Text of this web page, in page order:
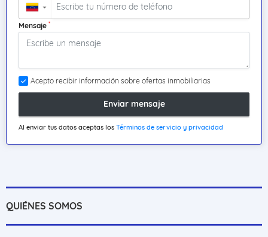
▼
Mensaje *
Acepto recibir información sobre ofertas inmobiliarias
Enviar mensaje
Al enviar tus datos aceptas los Términos de servicio y privacidad
QUIÉNES SOMOS